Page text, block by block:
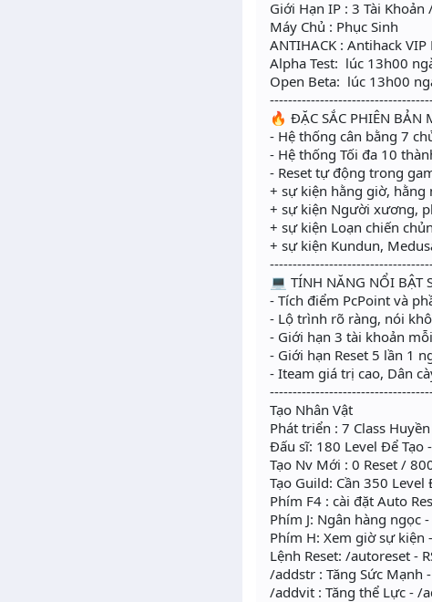
Giới Hạn IP : 3 Tài Khoản
Máy Chủ : Phục Sinh
ANTIHACK : Antihack
Alpha Test: lúc 13h00
Open Beta: lúc 13h00
🔥 ĐẶC SẮC PHIÊN BẢN
- Hệ thống cân bằng 7
- Hệ thống Tối đa 10
- Reset tự động trong
+ sự kiện hằng giờ, hằng
+ sự kiện Người xương,
+ sự kiện Loạn chiến
+ sự kiện Kundun,
💻 TÍNH NĂNG NỔI BẬT
- Tích điểm PcPoint và
- Lộ trình rõ ràng, nói
- Giới hạn 3 tài khoản
- Giới hạn Reset 5 lần 1
- Iteam giá trị cao, Dân
Tạo Nhân Vật
Phát triển : 7 Class
Đấu sĩ: 180 Level Để Tạo
Tạo Nv Mới : 0 Reset /
Tạo Guild: Cần 350 Level
Phím F4 : cài đặt Auto
Phím J: Ngân hàng ngọc
Phím H: Xem giờ sự kiện
Lệnh Reset: /autoreset -
/addstr : Tăng Sức Mạnh
/addvit : Tăng thể Lực - /